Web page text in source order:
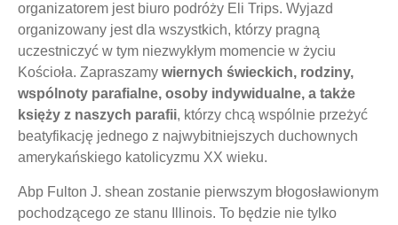
organizatorem jest biuro podróży Eli Trips. Wyjazd
organizowany jestdla wszystkich, którzy pragną
uczestniczyć w tym niezwykłym momencie w życiu
Kościoła. Zapraszamy wiernych świeckich, rodziny,
wspólnoty parafialne, osoby indywidualne, a także
księży z naszych parafii, którzy chcą wspólnie przeżyć
beatyfikację jednego z najwybitniejszych duchownych
amerykańskiego katolicyzmu XX wieku.
Abp Fulton J. shean zostanie pierwszym błogosławionym
pochodzącego ze stanu Illinois. To będzie nie tylko